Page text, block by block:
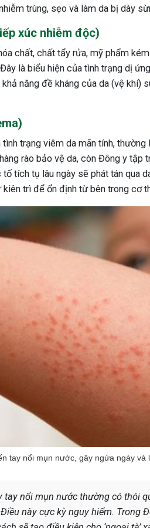
trùng, sẹo và làm da bị dày
xúc nhiễm độc)
chất, chất tẩy rửa, mỹ phẩm
là biểu hiện của tình trạng dị
khả năng đề kháng của da (vệ
tình trạng viêm da mãn tính,
rào bảo vệ da, còn Đông y tập
tích tụ lâu ngày sẽ phát tán qua
trì để ổn định từ bên trong cơ
tay nổi mụn nước, gây ngứa ngáy
tay nổi mụn nước thường có thói
này cực kỳ nguy hiểm. Trong